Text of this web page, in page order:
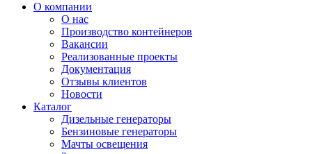
О компании
О нас
Производство контейнеров
Вакансии
Реализованные проекты
Документация
Отзывы клиентов
Новости
Каталог
Дизельные генераторы
Бензиновые генераторы
Мачты освещения